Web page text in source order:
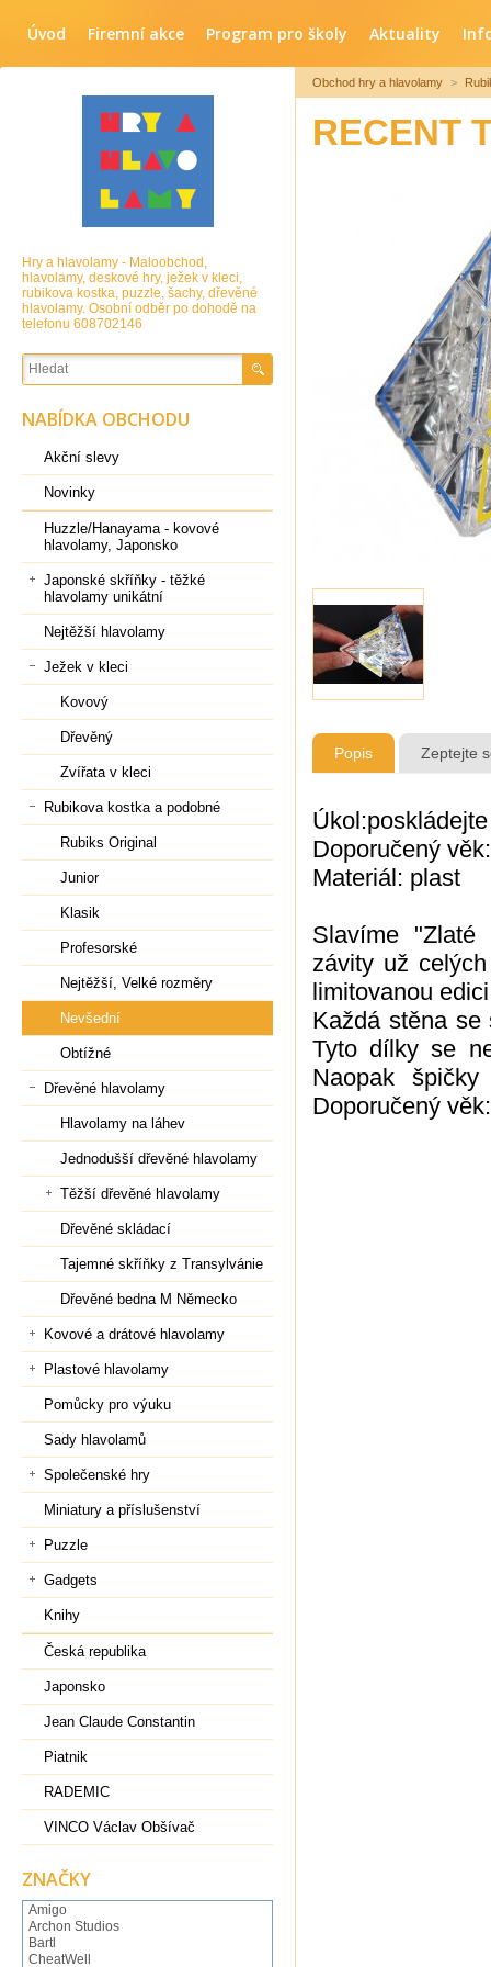
Úvod Firemní akce Program pro školy Aktuality
Obchod hry a hlavolamy >
RECENT
Popis Zeptejte
Doporučený
Materiál: plast
Slavíme "Zlaté
závity už
limitovanou
Každá stěna
Tyto dílky se
Naopak
Doporučený
Hry a hlavolamy - Maloobchod,
hlavolamy, deskové hry, ježek v kleci,
rubikova kostka, puzzle, šachy, dřevěné
hlavolamy. Osobní odběr po dohodě na
telefonu 608702146
NABÍDKA OBCHODU
Akční slevy
Novinky
Huzzle/Hanayama - kovové
hlavolamy, Japonsko
Japonské skříňky - těžké
hlavolamy unikátní
Nejtěžší hlavolamy
Ježek v kleci
Kovový
Dřevěný
Zvířata v kleci
Rubikova kostka a podobné
Rubiks Original
Junior
Klasik
Profesorské
Nejtěžší, Velké rozměry
Nevšední
Obtížné
Dřevěné hlavolamy
Hlavolamy na láhev
Jednodušší dřevěné hlavolamy
Těžší dřevěné hlavolamy
Dřevěné skládací
Tajemné skříňky z Transylvánie
Dřevěné bedna M Německo
Kovové a drátové hlavolamy
Plastové hlavolamy
Pomůcky pro výuku
Sady hlavolamů
Společenské hry
Miniatury a příslušenství
Puzzle
Gadgets
Knihy
Česká republika
Japonsko
Jean Claude Constantin
Piatnik
RADEMIC
VINCO Václav Obšívač
ZNAČKY
Amigo
Archon Studios
Bartl
CheatWell